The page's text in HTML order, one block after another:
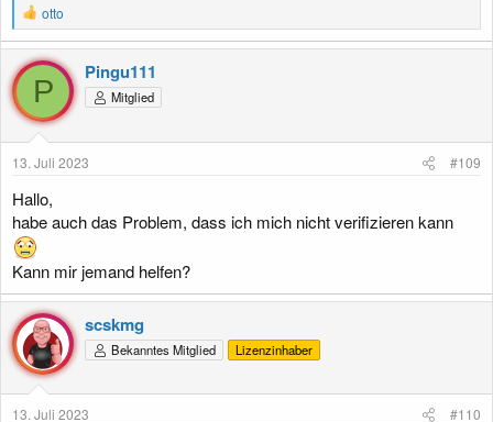
R
e
a
k
t
i
o
n
n
otto
P
Pingu111
Mitglied
13. Juli 2023 #109
Hallo,
habe auch das Problem, dass ich mich nicht verifizieren kann
Kann mir jemand helfen?
scskmg
Bekanntes Mitglied Lizenzinhaber
13. Juli 2023 #110